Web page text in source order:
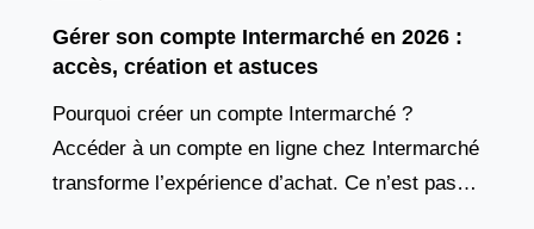
Gérer son compte Intermarché en 2026 :
accès, création et astuces
Pourquoi créer un compte Intermarché ?
Accéder à un compte en ligne chez Intermarché
transforme l’expérience d’achat. Ce n’est pas